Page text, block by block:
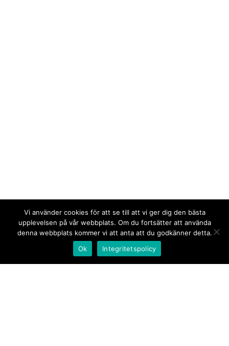
Vi använder cookies för att se till att vi ger dig den bästa
upplevelsen på vår webbplats. Om du fortsätter att använda
denna webbplats kommer vi att anta att du godkänner detta.
Ok
Integritetspolicy